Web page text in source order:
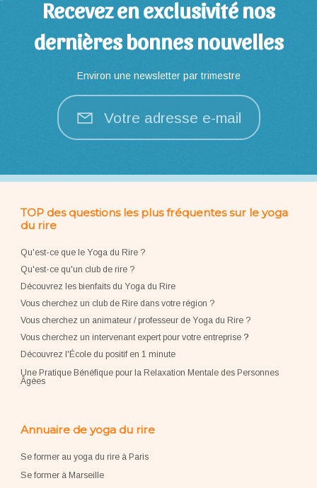
Recevez en exclusivité nos
dernières bonnes nouvelles
Environ une newsletter par trimestre
Votre adresse e-mail
TOP des questions les plus fréquentes sur le yoga
du rire
Qu'est-ce que le Yoga du Rire ?
Qu'est-ce qu'un club de rire ?
Découvrez les bienfaits du Yoga du Rire
Vous cherchez un club de Rire dans votre région ?
Vous cherchez un animateur / professeur de Yoga du Rire ?
Vous cherchez un intervenant expert pour votre entreprise?
Découvrez l'École du positif en 1 minute
Une Pratique Bénéfique pour la Relaxation Mentale des Personnes
Âgées
Annuaire de yoga du rire
Se former au yoga du rire à Paris
Se former à Marseille